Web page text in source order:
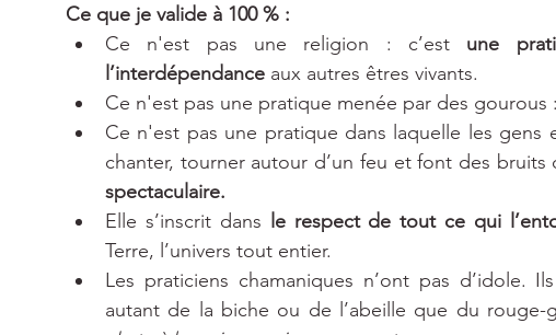
Ce que je valide à 100 % :
Ce n'est pas une religion : c’est une
l’interdépendance aux autres êtres vivants.
Ce n'est pas une pratique menée par des gourous :
Ce n'est pas une pratique dans laquelle les gens
chanter, tourner autour d’un feu et font des bruits
spectaculaire.
Elle s’inscrit dans
le respect de tout ce qui
Terre, l’univers tout entier.
Les praticiens chamaniques n’ont pas d’idole.
autant de la biche ou de l’abeille que du rouge-